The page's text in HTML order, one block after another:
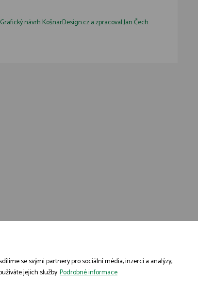
Grafický návrhKošnarDesign.cza zpracovalJan Čech
se svými partnery pro sociální média, inzerci a analýzy,
jejich služby.Podrobné informace